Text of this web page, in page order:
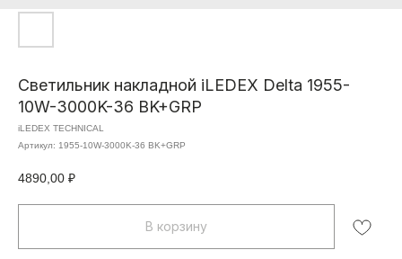
Светильник накладной iLEDEX Delta 1955-
10W-3000K-36 BK+GRP
iLEDEX TECHNICAL
Артикул: 1955-10W-3000K-36 BK+GRP
4890,00 ₽
В корзину